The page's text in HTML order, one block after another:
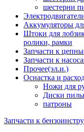
шестерни
Аккумуляторы
Штоки для
ролики, рамки
Запчасти к
Запчасти к
Прочее(эл.и.)
Оснастка и
Ножи для
Диски
патроны
Запчасти к